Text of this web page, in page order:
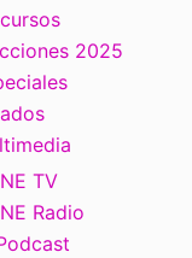
2025
TV
Radio